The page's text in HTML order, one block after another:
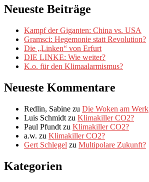
Neueste Beiträge
Kampf der Giganten: China vs. USA
Gramsci: Hegemonie statt Revolution?
Die „Linken“ von Erfurt
DIE LINKE: Wie weiter?
K.o. für den Klimaalarmismus?
Neueste Kommentare
Redlin, Sabine zu Die Woken am Werk
Luis Schmidt zu Klimakiller CO2?
Paul Pfundt zu Klimakiller CO2?
a.w. zu Klimakiller CO2?
Gert Schlegel zu Multipolare Zukunft?
Kategorien